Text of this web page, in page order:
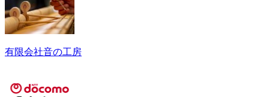
有限会社音の工房